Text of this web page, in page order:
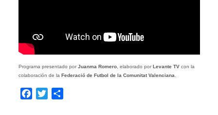
Programa presentado porJuanma Romero, elaborado por Levante TVcon la
colaboración de la Federació de Futbol de la Comunitat Valenciana.
Facebook
Twitter